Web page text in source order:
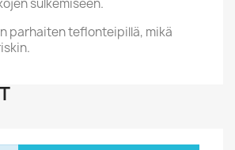
sulkemiseen.
parhaiten teflonteipillä, mikä